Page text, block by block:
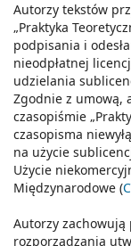
Autorzy tekstów
„Praktyka
podpisania i
nieodpłatnej
udzielania
Zgodnie z umową,
czasopiśmie
czasopisma
na użycie
Użycie
Międzynarodowe (
Autorzy
rozporządzania